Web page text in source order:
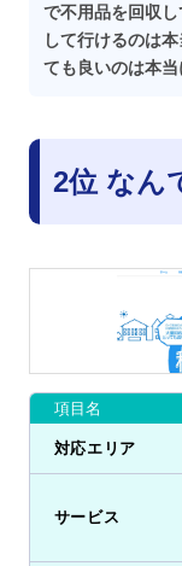
で不用品を回収
して行けるのは
ても良いのは本当
2位 なん
項目名
対応エリア
サービス